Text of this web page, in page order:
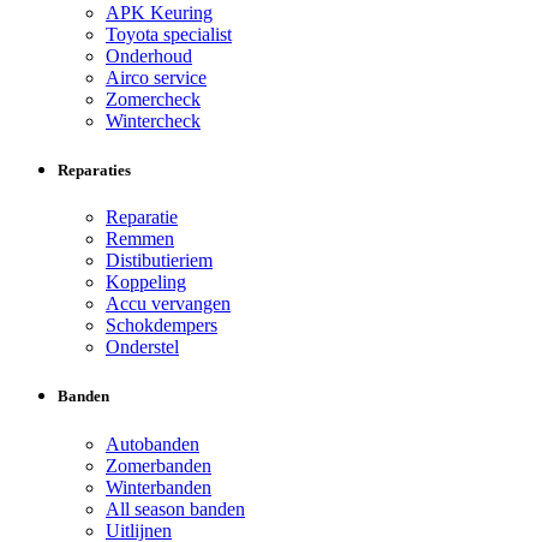
APK Keuring
Toyota specialist
Onderhoud
Airco service
Zomercheck
Wintercheck
Reparaties
Reparatie
Remmen
Distibutieriem
Koppeling
Accu vervangen
Schokdempers
Onderstel
Banden
Autobanden
Zomerbanden
Winterbanden
All season banden
Uitlijnen